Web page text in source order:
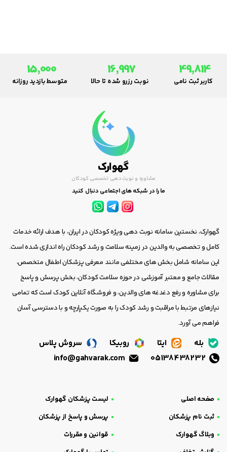
49,814
کاربر ثبت نامی
16,997
نوبت رزرو شده تا حالا
15,000
متوسط بازدید روزانه
گهوارک
مشاوره و نوبت دهی تخصصی کودکان
ما را در شبکه های اجتماعی دنبال کنید
گهوارک، نخستین سامانه نوبت دهی ویژه کودکان در ایران، با هدف ارائه خدمات
کامل و تخصصی به والدین در زمینه سلامت و رشد کودکان راه اندازی شده است.
این سامانه شامل بخش های مختلفی مانند معرفی پزشکان اطفال متخصص،
مقالات جامع و معتبر آموزشی در حوزه سلامت کودکان، بخش پرسش و پاسخ
برای مشاوره و رفع دغدغه های والدین، و فروشگاه آنلاین کودک است که تمامی
نیازهای مرتبط با مراقبت و رشد کودک را به صورت یکپارچه و با دسترسی آسان
فراهم می آورد.
بله ایتا روبیکا
سروش پلاس
صفحه اصلی
لیست پزشکان گهوارک
ثبت نام پزشکان
پرسش و پاسخ از پزشکان
وبلاگ گهوارک
قوانین و مقررات